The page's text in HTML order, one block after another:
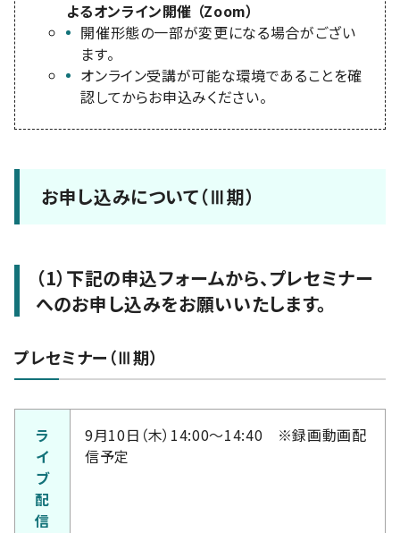
よるオンライン開催 （Zoom）
開催形態の一部が変更になる場合がござい
ます。
オンライン受講が可能な環境であることを確
認してからお申込みください。
お申し込みについて（Ⅲ期）
（1）下記の申込フォームから、プレセミナー
へのお申し込みをお願いいたします。
プレセミナー（Ⅲ期）
ラ
イ
ブ
配
信
9月10日（木）14:00～14:40 ※録画動画配
信予定